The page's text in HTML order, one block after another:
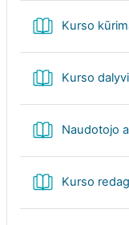
Kurso
Kurso
Naudotojo
Kurso